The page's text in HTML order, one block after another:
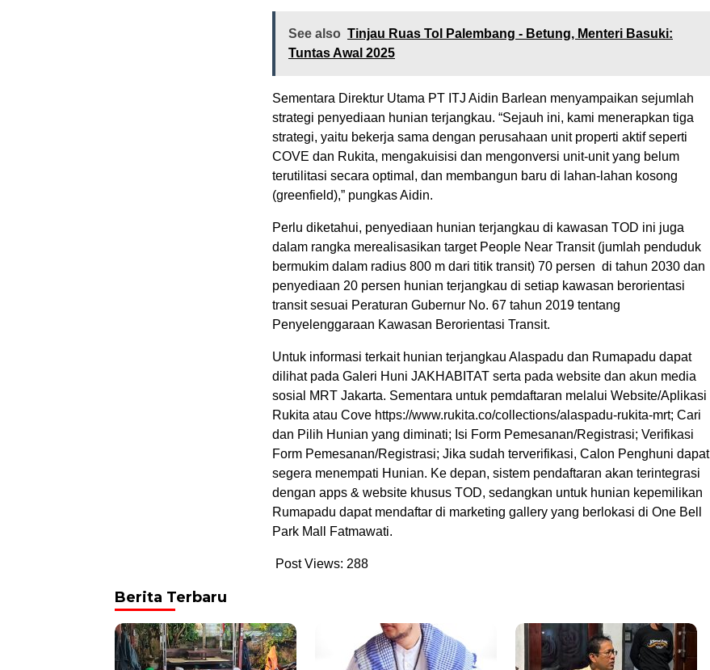
See also Tinjau Ruas Tol Palembang - Betung, Menteri Basuki:
Tuntas Awal 2025
Sementara Direktur Utama PT ITJ Aidin Barlean menyampaikan sejumlah
strategi penyediaan hunian terjangkau. “Sejauh ini, kami menerapkan tiga
strategi, yaitu bekerja sama dengan perusahaan unit properti aktif seperti
COVE dan Rukita, mengakuisisi dan mengonversi unit-unit yang belum
terutilitasi secara optimal, dan membangun baru di lahan-lahan kosong
(greenfield),” pungkas Aidin.
Perlu diketahui, penyediaan hunian terjangkau di kawasan TOD ini juga
dalam rangka merealisasikan target People Near Transit (jumlah penduduk
bermukim dalam radius 800 m dari titik transit) 70 persen di tahun 2030 dan
penyediaan 20 persen hunian terjangkau di setiap kawasan berorientasi
transit sesuai Peraturan Gubernur No. 67 tahun 2019 tentang
Penyelenggaraan Kawasan Berorientasi Transit.
Untuk informasi terkait hunian terjangkau Alaspadu dan Rumapadu dapat
dilihat pada Galeri Huni JAKHABITAT serta pada website dan akun media
sosial MRT Jakarta. Sementara untuk pemdaftaran melalui Website/Aplikasi
Rukita atau Cove https://www.rukita.co/collections/alaspadu-rukita-mrt; Cari
dan Pilih Hunian yang diminati; Isi Form Pemesanan/Registrasi; Verifikasi
Form Pemesanan/Registrasi; Jika sudah terverifikasi, Calon Penghuni dapat
segera menempati Hunian. Ke depan, sistem pendaftaran akan terintegrasi
dengan apps & website khusus TOD, sedangkan untuk hunian kepemilikan
Rumapadu dapat mendaftar di marketing gallery yang berlokasi di One Bell
Park Mall Fatmawati.
Post Views: 288
Berita Terbaru